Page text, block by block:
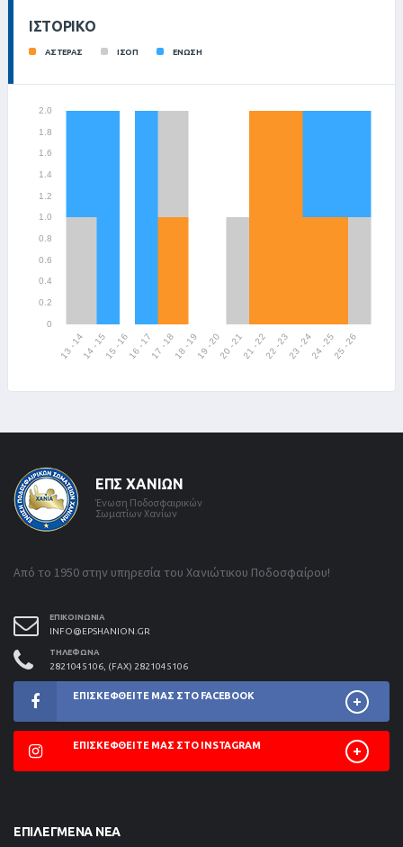
ΙΣΤΟΡΙΚΌ
ΑΣΤΕΡΑΣ ΙΣΟΠ ΕΝΩΣΗ
ΕΠΣ ΧΑΝΊΩΝ
Ένωση Ποδοσφαιρικών
Σωματίων Χανίων
Από το 1950 στην υπηρεσία του Χανιώτικου Ποδοσφαίρου!
ΕΠΙΚΟΙΝΩΝΊΑ
INFO@EPSHANION.GR
ΤΗΛΈΦΩΝΑ
2821045106, (FAX) 2821045106
ΕΠΙΣΚΕΦΘΕΊΤΕ ΜΑΣ ΣΤΟ FACEBOOK
ΕΠΙΣΚΕΦΘΕΊΤΕ ΜΑΣ ΣΤΟ INSTAGRAM
ΕΠΙΛΕΓΜΈΝΑ ΝΈΑ